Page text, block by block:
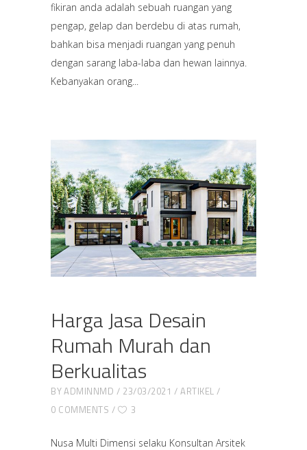
fikiran anda adalah sebuah ruangan yang
pengap, gelap dan berdebu di atas rumah,
bahkan bisa menjadi ruangan yang penuh
dengan sarang laba-laba dan hewan lainnya.
Kebanyakan orang
Harga Jasa Desain
Rumah Murah dan
Berkualitas
BYADMINNMD 23/03/2021
ARTIKEL
0 COMMENTS
3
Nusa Multi Dimensi selaku Konsultan Arsitek